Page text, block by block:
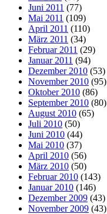
Juni 2011 (77)
Mai 2011 (109)
April 2011 (110)
März 2011 (34)
Februar 2011 (29)
Januar 2011 (94)
Dezember 2010 (53)
November 2010 (95)
Oktober 2010 (86)
September 2010 (80)
August 2010 (65)
Juli 2010 (50)
Juni 2010 (44)
Mai 2010 (37)
April 2010 (56)
März 2010 (50)
Februar 2010 (143)
Januar 2010 (146)
Dezember 2009 (43)
November 2009 (43)